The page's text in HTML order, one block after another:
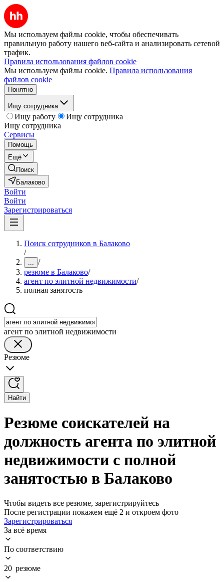
Мы используем файлы cookie, чтобы обеспечивать
правильную работу нашего веб-сайта и анализировать сетевой
трафик.
Правила использования файлов cookie
Мы используем файлы cookie. Правила использования
файлов cookie
Понятно
Ищу сотрудника
Ищу работу
Ищу сотрудника
Ищу сотрудника
Сервисы
Помощь
Ещё
Поиск
Балаково
Войти
Войти
Зарегистрироваться
Поиск сотрудников в Балаково
/
... /
резюме в Балаково/
агент по элитной недвижимости/
полная занятость
агент по элитной недвижимости
Резюме
Найти
Резюме соискателей на
должность агента по элитной
недвижимости с полной
занятостью в Балаково
Чтобы видеть все резюме, зарегистрируйтесь
После регистрации покажем ещё 2 и откроем фото
Зарегистрироваться
За всё время
По соответствию
20 резюме